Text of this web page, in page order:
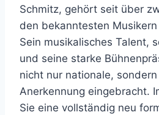
Schmitz, gehört seit über
den bekanntesten
Sein musikalisches Talent,
und seine starke
nicht nur nationale,
Anerkennung eingebracht.
Sie eine vollständig neu